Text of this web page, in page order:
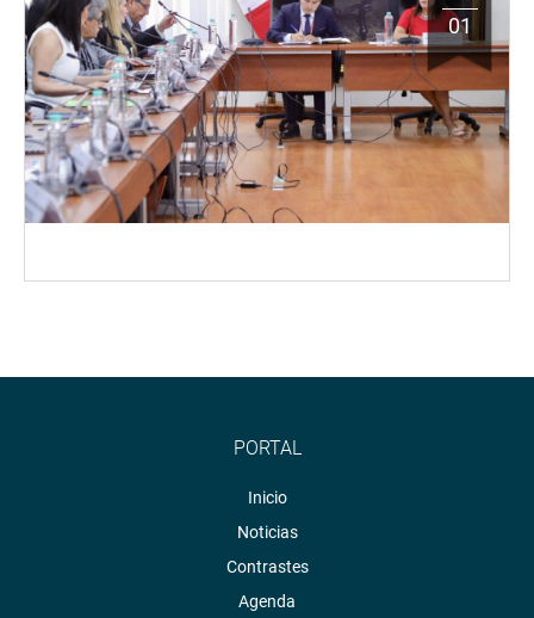
01
PORTAL
Inicio
Noticias
Contrastes
Agenda